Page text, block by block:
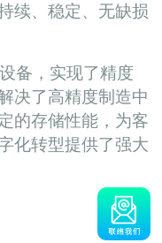
续、稳定、无缺损
备，实现了精度
决了高精度制造中
的存储性能，为客
化转型提供了强大